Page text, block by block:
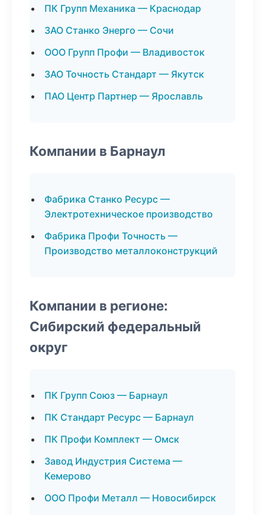
ПК Групп Механика — Краснодар
ЗАО Станко Энерго — Сочи
ООО Групп Профи — Владивосток
ЗАО Точность Стандарт — Якутск
ПАО Центр Партнер — Ярославль
Компании в Барнаул
Фабрика Станко Ресурс —
Электротехническое производство
Фабрика Профи Точность —
Производство металлоконструкций
Компании в регионе:
Сибирский федеральный
округ
ПК Групп Союз — Барнаул
ПК Стандарт Ресурс — Барнаул
ПК Профи Комплект — Омск
Завод Индустрия Система —
Кемерово
ООО Профи Металл — Новосибирск